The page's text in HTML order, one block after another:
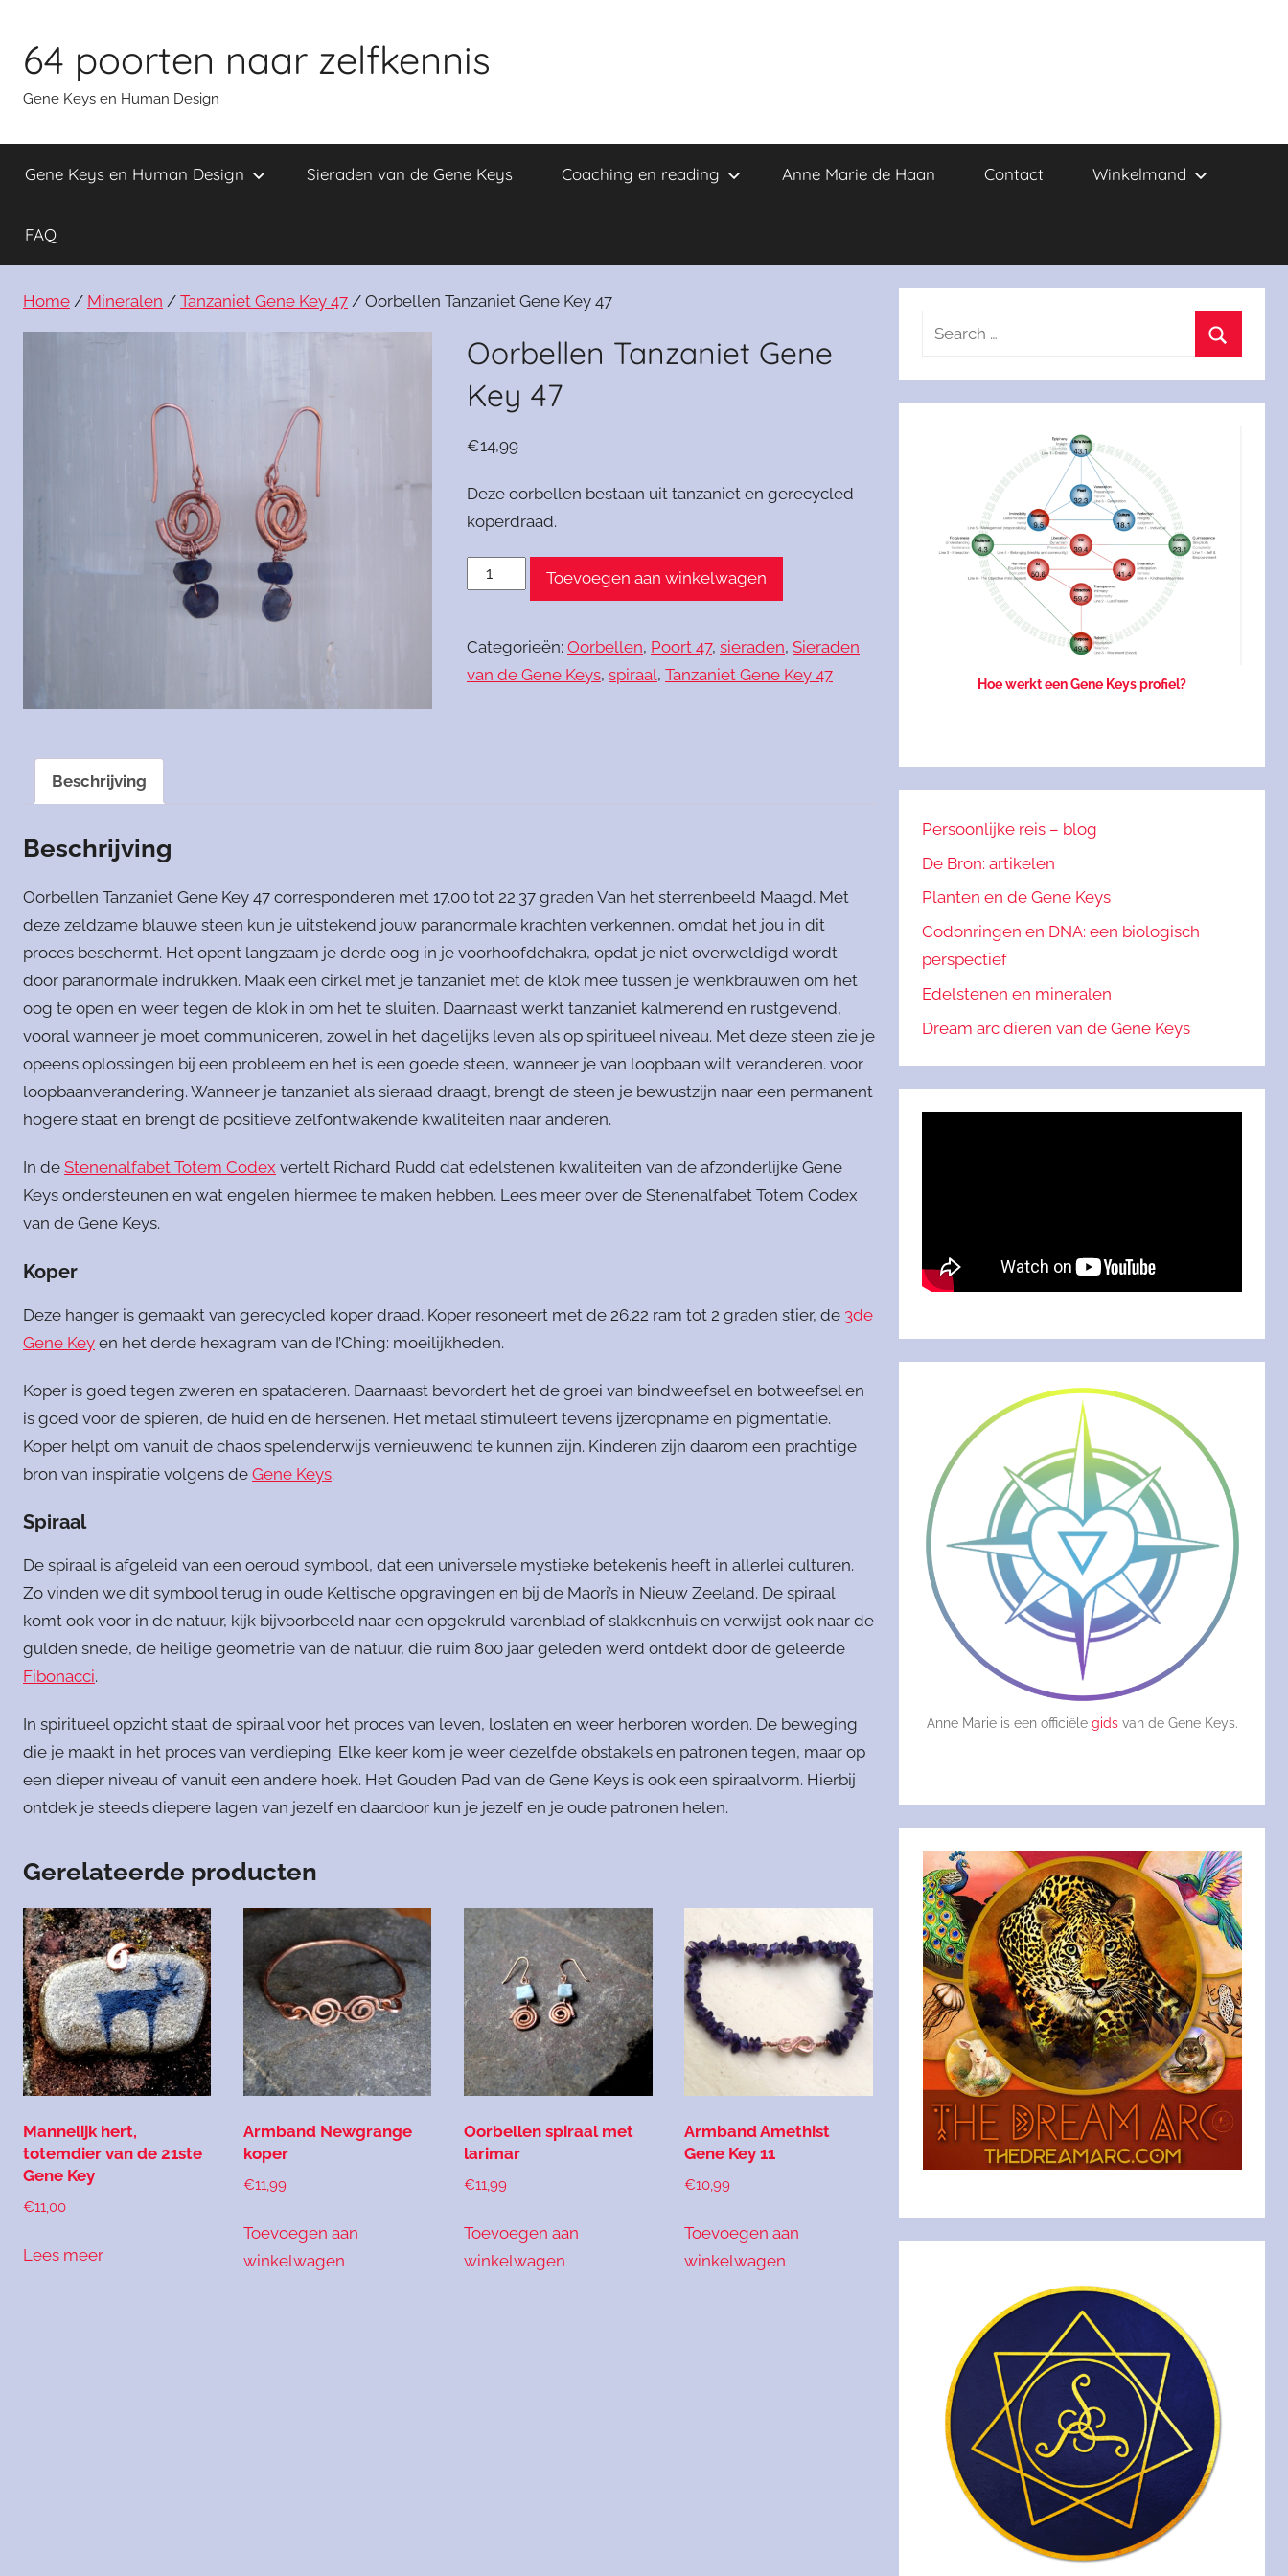
content
64 poorten naar zelfkennis
Gene Keys en Human Design
Gene Keys en Human Design Sieraden van de Gene Keys Coaching en reading Anne Marie de Haan Contact Winkelmand
FAQ
Home / Mineralen / Tanzaniet Gene Key 47 / Oorbellen Tanzaniet Gene Key 47
Oorbellen Tanzaniet Gene
Key 47
€14,99
Deze oorbellen bestaan uit tanzaniet en gerecycled
koperdraad.
Oorbellen
Tanzaniet
Key
47
Toevoegen aan winkelwagen
Categorieën:Oorbellen, Poort 47,sieraden,Sieraden
van de Gene Keys,spiraal,Tanzaniet Gene Key 47
Beschrijving
Beschrijving
Oorbellen Tanzaniet Gene Key 47 corresponderen met 17.00 tot 22.37 graden Van het sterrenbeeld Maagd. Met
deze zeldzame blauwe steen kun je uitstekend jouw paranormale krachten verkennen, omdat het jou in dit
proces beschermt. Het opent langzaam je derde oog in je voorhoofdchakra, opdat je niet overweldigd wordt
door paranormale indrukken. Maak een cirkel met je tanzaniet met de klok mee tussen je wenkbrauwen om het
oog te open en weer tegen de klok in om het te sluiten. Daarnaast werkt tanzaniet kalmerend en rustgevend,
vooral wanneer je moet communiceren, zowel in het dagelijks leven als op spiritueel niveau. Met deze steen zie je
opeens oplossingen bij een probleem en het is een goede steen, wanneer je van loopbaan wilt veranderen. voor
loopbaanverandering. Wanneer je tanzaniet als sieraad draagt, brengt de steen je bewustzijn naar een permanent
hogere staat en brengt de positieve zelfontwakende kwaliteiten naar anderen.
In de Stenenalfabet Totem Codex vertelt Richard Rudd dat edelstenen kwaliteiten van de afzonderlijke Gene
Keys ondersteunen en wat engelen hiermee te maken hebben. Lees meer over de Stenenalfabet Totem Codex
van de Gene Keys.
Koper
Deze hanger is gemaakt van gerecycled koper draad. Koper resoneert met de 26.22 ram tot 2 graden stier, de 3de
Gene Key en het derde hexagram van de I’Ching: moeilijkheden.
Koper is goed tegen zweren en spataderen. Daarnaast bevordert het de groei van bindweefsel en botweefsel en
is goed voor de spieren, de huid en de hersenen. Het metaal stimuleert tevens ijzeropname en pigmentatie.
Koper helpt om vanuit de chaos spelenderwijs vernieuwend te kunnen zijn. Kinderen zijn daarom een prachtige
bron van inspiratie volgens de Gene Keys.
Spiraal
De spiraal is afgeleid van een oeroud symbool, dat een universele mystieke betekenis heeft in allerlei culturen.
Zo vinden we dit symbool terug in oude Keltische opgravingen en bij de Maori’s in Nieuw Zeeland. De spiraal
komt ook voor in de natuur, kijk bijvoorbeeld naar een opgekruld varenblad of slakkenhuis en verwijst ook naar de
gulden snede, de heilige geometrie van de natuur, die ruim 800 jaar geleden werd ontdekt door de geleerde
Fibonacci.
In spiritueel opzicht staat de spiraal voor het proces van leven, loslaten en weer herboren worden. De beweging
die je maakt in het proces van verdieping. Elke keer kom je weer dezelfde obstakels en patronen tegen, maar op
een dieper niveau of vanuit een andere hoek. Het Gouden Pad van de Gene Keys is ook een spiraalvorm. Hierbij
ontdek je steeds diepere lagen van jezelf en daardoor kun je jezelf en je oude patronen helen.
Gerelateerde producten
Mannelijk hert,
totemdier van de 21ste
Gene Key
€11,00
Lees meer
Armband Newgrange
koper
€11,99
Toevoegen aan
winkelwagen
Oorbellen spiraal met
larimar
€11,99
Toevoegen aan
winkelwagen
Armband Amethist
Gene Key 11
€10,99
Toevoegen aan
winkelwagen
Search
Hoe werkt een Gene Keys profiel?
Persoonlijke reis – blog
De Bron: artikelen
Planten en de Gene Keys
Codonringen en DNA: een biologisch
perspectief
Edelstenen en mineralen
Dream arc dieren van de Gene Keys
Anne Marie is een officiële gidsvan de Gene Keys.